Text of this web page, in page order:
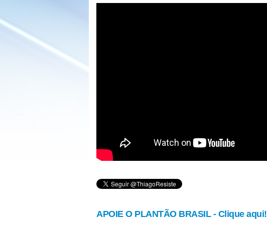
APOIE O PLANTÃO BRASIL - Clique aqui!